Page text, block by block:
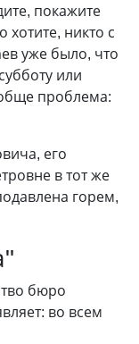
покажите
хотите, никто с
уже было, что
или
проблема:
его
в тот же
горем,
бюро
во всем